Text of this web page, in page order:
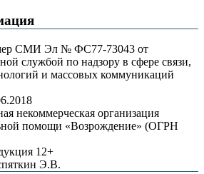
СМИ Эл № ФС77-73043 от
службой по надзору в сфере связи,
и массовых коммуникаций
некоммерческая организация
помощи «Возрождение» (ОГРН
12+
Э.В.